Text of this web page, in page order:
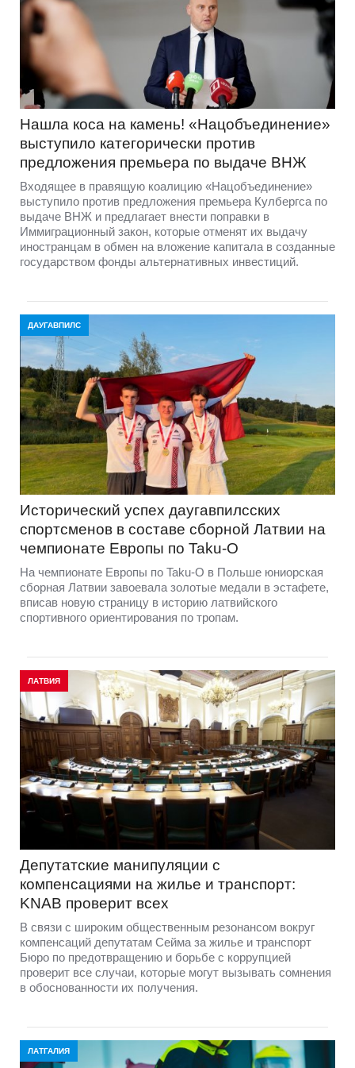
Нашла коса на камень! «Нацобъединение»
выступило категорически против
предложения премьера по выдаче ВНЖ
Входящее в правящую коалицию «Нацобъединение»
выступило против предложения премьера Кулбергса по
выдаче ВНЖ и предлагает внести поправки в
Иммиграционный закон, которые отменят их выдачу
иностранцам в обмен на вложение капитала в созданные
государством фонды альтернативных инвестиций.
ДАУГАВПИЛС
Исторический успех даугавпилсских
спортсменов в составе сборной Латвии на
чемпионате Европы по Taku-O
На чемпионате Европы по Taku-O в Польше юниорская
сборная Латвии завоевала золотые медали в эстафете,
вписав новую страницу в историю латвийского
спортивного ориентирования по тропам.
ЛАТВИЯ
Депутатские манипуляции с
компенсациями на жилье и транспорт:
KNAB проверит всех
В связи с широким общественным резонансом вокруг
компенсаций депутатам Сейма за жилье и транспорт
Бюро по предотвращению и борьбе с коррупцией
проверит все случаи, которые могут вызывать сомнения
в обоснованности их получения.
ЛАТГАЛИЯ